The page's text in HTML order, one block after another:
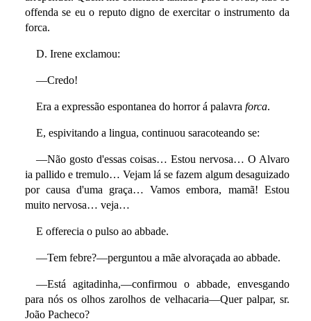
offenda se eu o reputo digno de exercitar o instrumento da
forca.
D. Irene exclamou:
—Credo!
Era a expressão espontanea do horror á palavra forca.
E, espivitando a lingua, continuou saracoteando se:
—Não gosto d'essas coisas… Estou nervosa… O Alvaro
ia pallido e tremulo… Vejam lá se fazem algum desaguizado
por causa d'uma graça… Vamos embora, mamã! Estou
muito nervosa… veja…
E offerecia o pulso ao abbade.
—Tem febre?—perguntou a mãe alvoraçada ao abbade.
—Está agitadinha,—confirmou o abbade, envesgando
para nós os olhos zarolhos de velhacaria—Quer palpar, sr.
João Pacheco?